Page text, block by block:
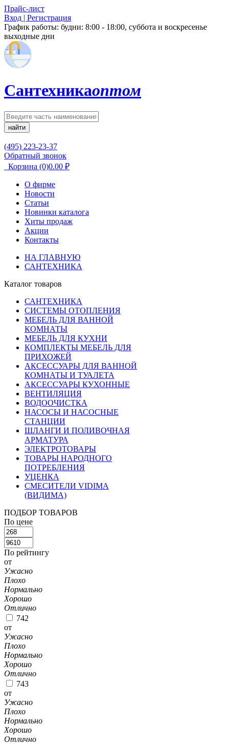
Прайс-лист
Вход | Регистрация
График работы: будни: 8:00 - 18:00, суббота и воскресенье
выходные дни
Сантехникаоптом
найти
(495) 223-23-37
Обратный звонок
Корзина (0)0.00 ₽
О фирме
Новости
Статьи
Новинки каталога
Хиты продаж
Акции
Контакты
НА ГЛАВНУЮ
САНТЕХНИКА
Каталог товаров
САНТЕХНИКА
СИСТЕМЫ ОТОПЛЕНИЯ
МЕБЕЛЬ ДЛЯ ВАННОЙ
КОМНАТЫ
МЕБЕЛЬ ДЛЯ КУХНИ
КОМПЛЕКТЫ МЕБЕЛЬ ДЛЯ
ПРИХОЖЕЙ
АКСЕССУАРЫ ДЛЯ ВАННОЙ
КОМНАТЫ И ТУАЛЕТА
АКСЕССУАРЫ КУХОННЫЕ
ВЕНТИЛЯЦИЯ
ВОДООЧИСТКА
НАСОСЫ И НАСОСНЫЕ
СТАНЦИИ
ШЛАНГИ И ПОЛИВОЧНАЯ
АРМАТУРА
ЭЛЕКТРОТОВАРЫ
ТОВАРЫ НАРОДНОГО
ПОТРЕБЛЕНИЯ
УЦЕНКА
СМЕСИТЕЛИ VIDIMA
(ВИДИМА)
ПОДБОР ТОВАРОВ
По цене
По рейтингу
от
Ужасно
Плохо
Нормально
Хорошо
Отлично
742
от
Ужасно
Плохо
Нормально
Хорошо
Отлично
743
от
Ужасно
Плохо
Нормально
Хорошо
Отлично